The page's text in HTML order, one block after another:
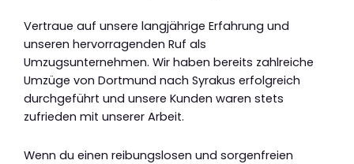
Vertraue auf unsere langjährige Erfahrung und
unseren hervorragenden Ruf als
Umzugsunternehmen. Wir haben bereits zahlreiche
Umzüge von Dortmund nach Syrakus erfolgreich
durchgeführt und unsere Kunden waren stets
zufrieden mit unserer Arbeit.
Wenn du einen reibungslosen und sorgenfreien